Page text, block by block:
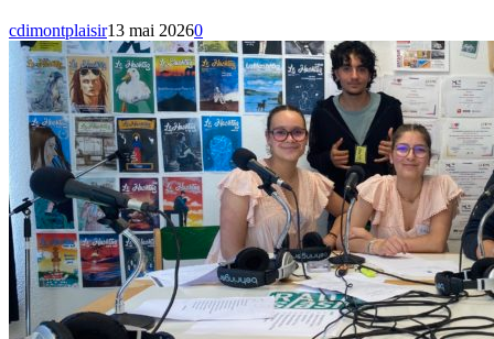
cdimontplaisir13 mai 20260